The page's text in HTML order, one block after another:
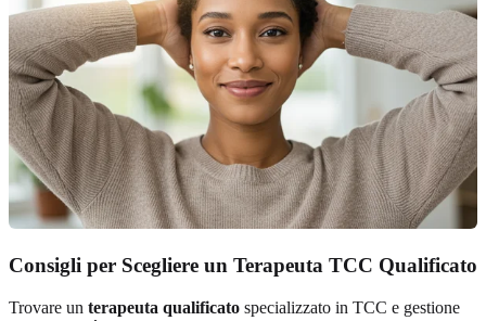
Consigli per Scegliere un Terapeuta TCC Qualificato
Trovare un terapeuta qualificato specializzato in TCC e gestione